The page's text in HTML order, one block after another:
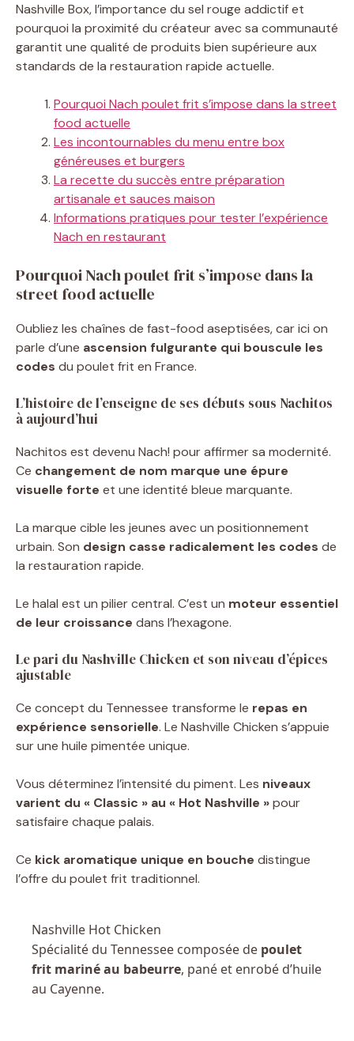
Nashville Box, l’importance du sel rouge addictif et
pourquoi la proximité du créateur avec sa communauté
garantit une qualité de produits bien supérieure aux
standards de la restauration rapide actuelle.
Pourquoi Nach poulet frit s’impose dans la street
food actuelle
Les incontournables du menu entre box
généreuses et burgers
La recette du succès entre préparation
artisanale et sauces maison
Informations pratiques pour tester l’expérience
Nach en restaurant
Pourquoi Nach poulet frit s’impose dans la
street food actuelle
Oubliez les chaînes de fast-food aseptisées, car ici on
parle d’une ascension fulgurante qui bouscule les
codes du poulet frit en France.
L’histoire de l’enseigne de ses débuts sous Nachitos
à aujourd’hui
Nachitos est devenu Nach! pour affirmer sa modernité.
Ce changement de nom marque une épure
visuelle forte et une identité bleue marquante.
La marque cible les jeunes avec un positionnement
urbain. Son design casse radicalement les codes de
la restauration rapide.
Le halal est un pilier central. C’est un moteur essentiel
de leur croissance dans l’hexagone.
Le pari du Nashville Chicken et son niveau d’épices
ajustable
Ce concept du Tennessee transforme le repas en
expérience sensorielle. Le Nashville Chicken s’appuie
sur une huile pimentée unique.
Vous déterminez l’intensité du piment. Les niveaux
varient du « Classic » au « Hot Nashville »pour
satisfaire chaque palais.
Ce kick aromatique unique en bouche distingue
l’offre du poulet frit traditionnel.
Nashville Hot Chicken
Spécialité du Tennessee composée de poulet
frit mariné au babeurre, pané et enrobé d’huile
au Cayenne.